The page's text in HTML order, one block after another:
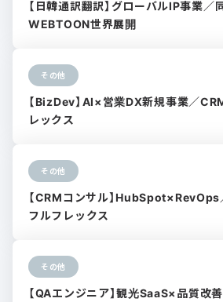
【日韓通訳翻訳】グローバルIP事業／
WEBTOON世界展開
その他
【BizDev】AI×営業DX新規事業／
レックス
その他
【CRMコンサル】
フルフレックス
その他
【QAエンジニア】観光SaaS×品質改